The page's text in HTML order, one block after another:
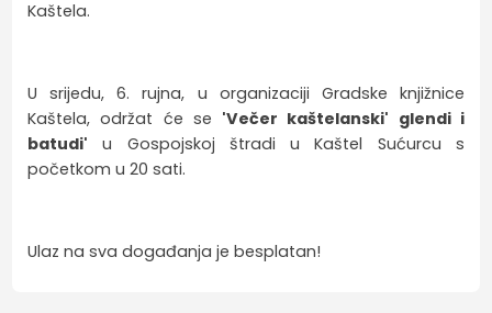
Kaštela.
U srijedu, 6. rujna, u organizaciji Gradske knjižnice
Kaštela, održat će se 'Večer kaštelanski' glendi i
batudi' u Gospojskoj štradi u Kaštel Sućurcu s
početkom u 20 sati.
Ulaz na sva događanja je besplatan!